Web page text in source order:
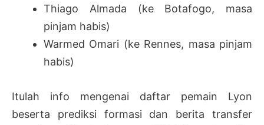
Thiago Almada (ke Botafogo, masa
pinjam habis)
Warmed Omari (ke Rennes, masa pinjam
habis)
Itulah info mengenai daftar pemain Lyon
beserta prediksi formasi dan berita transfer